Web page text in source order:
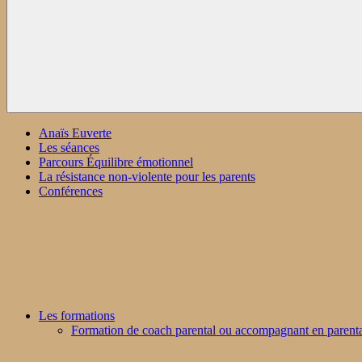
Anaïs Euverte
Les séances
Parcours Équilibre émotionnel
La résistance non-violente pour les parents
Conférences
Les formations
Formation de coach parental ou accompagnant en